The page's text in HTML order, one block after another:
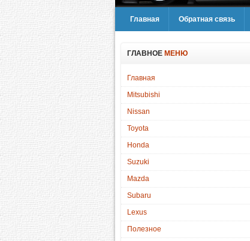
Главная Обратная связь
ГЛАВНОЕ МЕНЮ
Главная
Mitsubishi
Nissan
Toyota
Honda
Suzuki
Mazda
Subaru
Lexus
Полезное